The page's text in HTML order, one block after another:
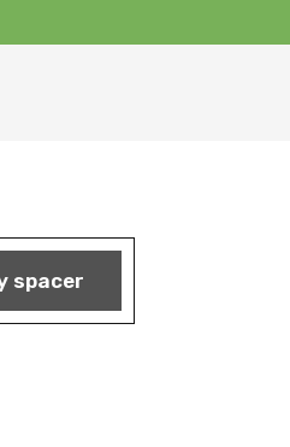
spacer